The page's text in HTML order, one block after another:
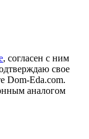
, согласен с ним
свое
Dom-Eda.com.
аналогом